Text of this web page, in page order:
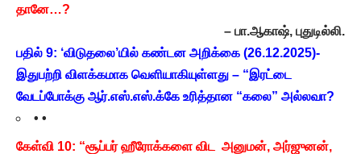
தானே…?
– பா.ஆகாஷ், புதுடில்லி.
பதில் 9: ‘விடுதலை’யில் கண்டன அறிக்கை (26.12.2025)-
இதுபற்றி விளக்கமாக வெளியாகியுள்ளது – “இரட்டை
வேடப்போக்கு ஆர்.எஸ்.எஸ்.க்கே உரித்தான “கலை” அல்லவா?
• •
கேள்வி 10: “சூப்பர் ஹீரோக்களை விட அனுமன், அர்ஜுனன்,